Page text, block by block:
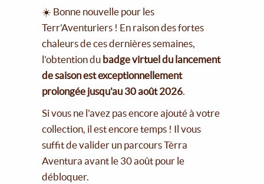
☀️ Bonne nouvelle pour les
Terr'Aventuriers ! En raison des fortes
chaleurs de ces dernières semaines,
l'obtention du badge virtuel du lancement
de saison est exceptionnellement
prolongée jusqu'au 30 août 2026.
Si vous ne l'avez pas encore ajouté à votre
collection, il est encore temps ! Il vous
suffit de valider un parcours Tèrra
Aventura avant le 30 août pour le
débloquer.